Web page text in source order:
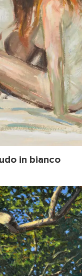
in bianco